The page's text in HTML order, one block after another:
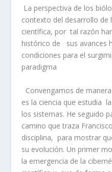
La perspectiva de los
contexto del desarrollo de
científica, por tal razón
histórico de sus avances
condiciones para el
paradigma
Convengamos de
es la ciencia que estudia
los sistemas. He seguido
camino que traza
disciplina, para mostrar
su evolución. Un primer
la emergencia de la